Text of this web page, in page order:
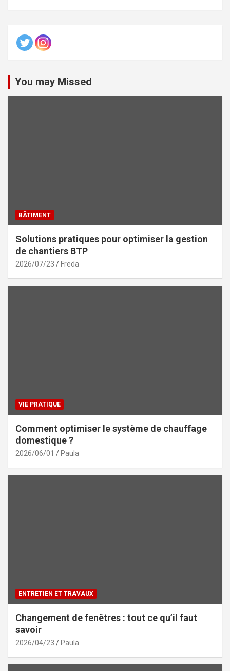
You may Missed
BÂTIMENT
Solutions pratiques pour optimiser la gestion
de chantiers BTP
2026/07/23 Freda
VIE PRATIQUE
Comment optimiser le système de chauffage
domestique ?
2026/06/01 Paula
ENTRETIEN ET TRAVAUX
Changement de fenêtres : tout ce qu’il faut
savoir
2026/04/23 Paula